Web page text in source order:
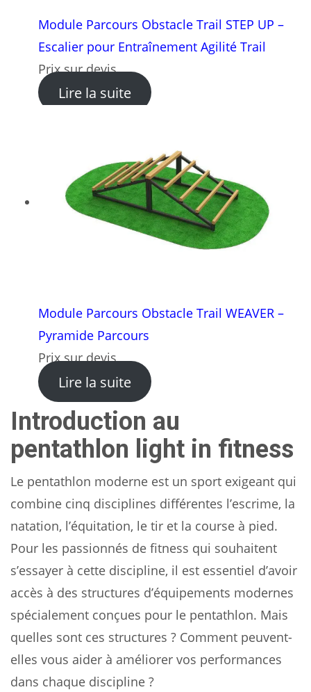
Module Parcours Obstacle Trail STEP UP –
Escalier pour Entraînement Agilité Trail
Prix sur devis
Lire la suite: Module Parcours
Module Parcours Obstacle Trail WEAVER –
Pyramide Parcours
Prix sur devis
Lire la suite: Module Parcours Obstacle
Introduction au
pentathlon light in fitness
Le pentathlon moderne est un sport exigeant qui
combine cinq disciplines différentes l’escrime, la
natation, l’équitation, le tir et la course à pied.
Pour les passionnés de fitness qui souhaitent
s’essayer à cette discipline, il est essentiel d’avoir
accès à des structures d’équipements modernes
spécialement conçues pour le pentathlon. Mais
quelles sont ces structures ? Comment peuvent-
elles vous aider à améliorer vos performances
dans chaque discipline ?